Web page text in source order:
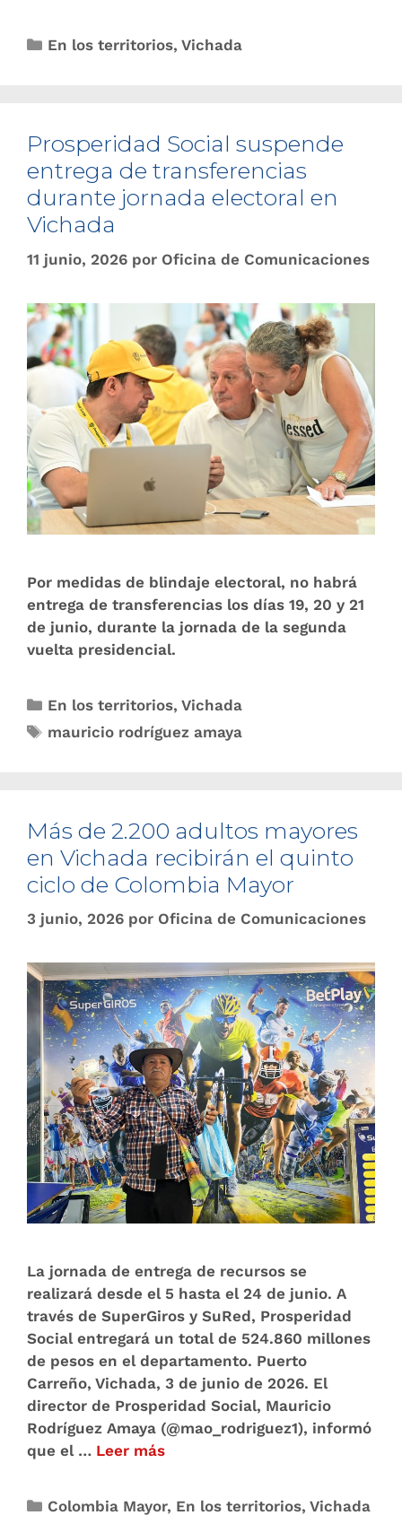
En los territorios,Vichada
Prosperidad Social suspende
entrega de transferencias
durante jornada electoral en
Vichada
11 junio, 2026 por Oficina de Comunicaciones
Por medidas de blindaje electoral, no habrá
entrega de transferencias los días 19, 20 y 21
de junio, durante la jornada de la segunda
vuelta presidencial.
En los territorios,Vichada
mauricio rodríguez amaya
Más de 2.200 adultos mayores
en Vichada recibirán el quinto
ciclo de Colombia Mayor
3 junio, 2026 por Oficina de Comunicaciones
La jornada de entrega de recursos se
realizará desde el 5 hasta el 24 de junio. A
través de SuperGiros y SuRed, Prosperidad
Social entregará un total de 524.860 millones
de pesos en el departamento. Puerto
Carreño, Vichada, 3 de junio de 2026. El
director de Prosperidad Social, Mauricio
Rodríguez Amaya (@mao_rodriguez1), informó
que el … Leer más
Colombia Mayor, En los territorios,Vichada